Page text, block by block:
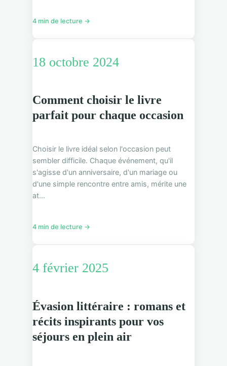
4 min de lecture →
18 octobre 2024
Comment choisir le livre
parfait pour chaque occasion
Choisir le livre idéal selon l'occasion peut
sembler difficile. Chaque événement, qu'il
s'agisse d'un anniversaire, d'un mariage ou
d'une simple rencontre entre amis, mérite une
at...
4 min de lecture →
4 février 2025
Évasion littéraire : romans et
récits inspirants pour vos
séjours en plein air